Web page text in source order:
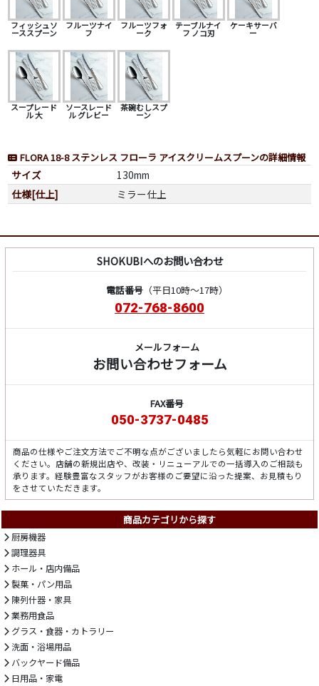
フィッシュソ
ーススプーン
フルーツナイ
フ
フルーツフォ
ーク
テーブルナイ
フ ノコ刃
ケーキサーバ
ー
スープレード
ル 大
ソースレード
ル グレビー
茶碗むしスプ
ーン
FLORA 18-8 ステンレス フローラ アイスクリームスプーンの詳細情報
サイズ
130mm
仕様[仕上]
ミラー仕上
SHOKUBIへのお問い合わせ
電話番号（平日10時～17時）
072-768-8600
メールフォーム
お問い合わせフォーム
FAX番号
050-3737-0485
商品の仕様やご注文方法でご不明な点がございましたら気軽にお問い合わせ
ください。店舗の新規出店や、改装・リニューアルでの一括導入のご相談も
承ります。経験豊富なスタッフがお客様のご要望に沿った提案、お見積もり
をさせていただきます。
商品カテゴリから探す
厨房機器
調理器具
ホール・店内備品
製菓・パン用品
陳列什器・家具
業務用食品
グラス・食器・カトラリー
洗面・浴場用品
バックヤード備品
日用品・家電